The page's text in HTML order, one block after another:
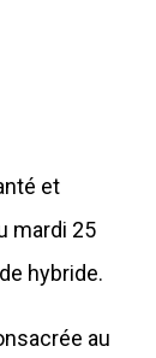
et
mardi 25
hybride.
au